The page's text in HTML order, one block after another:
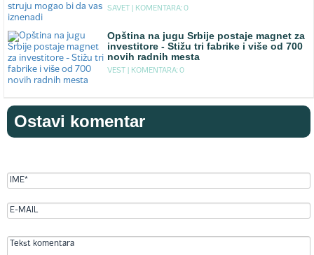
SAVET | KOMENTARA: 0
Opština na jugu Srbije postaje magnet za
investitore - Stižu tri fabrike i više od 700
novih radnih mesta
VEST | KOMENTARA: 0
Ostavi komentar